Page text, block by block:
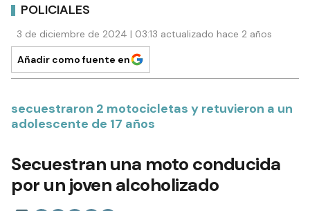
POLICIALES
3 de diciembre de 2024 | 03:13 actualizado hace 2 años
Añadir como fuente en
secuestraron 2 motocicletas y retuvieron a un
adolescente de 17 años
Secuestran una moto conducida
por un joven alcoholizado